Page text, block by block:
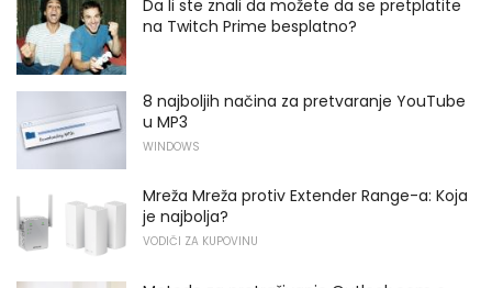
Da li ste znali da možete da se pretplatite
na Twitch Prime besplatno?
8 najboljih načina za pretvaranje YouTube
u MP3
WINDOWS
Mreža Mreža protiv Extender Range-a: Koja
je najbolja?
VODIČI ZA KUPOVINU